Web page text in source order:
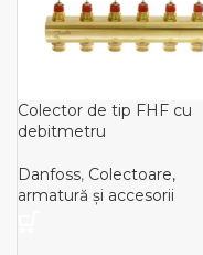
Colector de tip FHF cu
debitmetru
Danfoss, Colectoare,
armatură și accesorii